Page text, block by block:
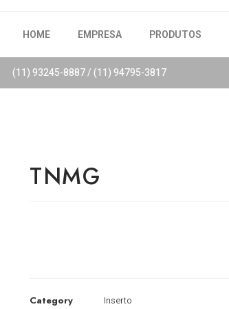
HOME EMPRESA PRODUTOS
(11) 93245-8887 / (11) 94795-3817
TNMG
Category Inserto